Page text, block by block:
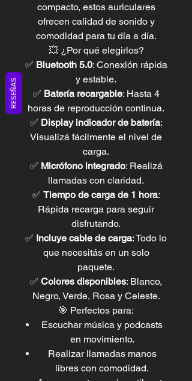
compacto, estos auriculares
ofrecen calidad de sonido y
comodidad para tu día a día.
💥 ¿Por qué elegirlos?
✅ Bluetooth 5.0: Conexión rápida
y estable.
✅ Batería recargable: Hasta 4
horas de reproducción continua.
✅ Display indicador de batería:
Visualizá fácilmente el nivel de
carga.
✅ Micrófono integrado: Realizá
llamadas con claridad.
✅ Tiempo de carga de 1 hora:
Rápida recarga para seguir
disfrutando.
✅ Incluye cable de carga: Todo lo
que necesitás en un solo
paquete.
✅ Colores disponibles: Blanco,
Negro, Verde, Rosa y Celeste.
🎯 Perfectos para:
Escuchar música y podcasts
en movimiento.
Realizar llamadas manos
libres con comodidad.
RESEÑAS